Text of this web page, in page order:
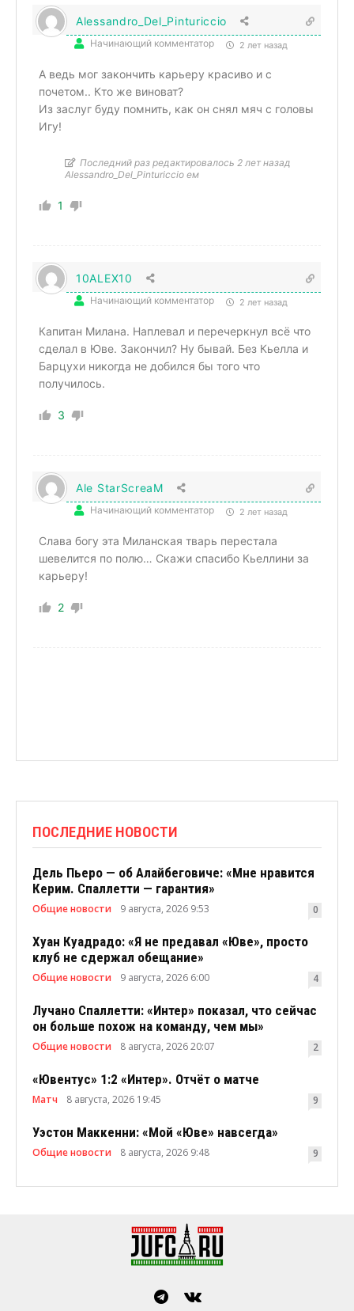
Alessandro_Del_Pinturiccio
Начинающий комментатор 2 лет назад
А ведь мог закончить карьеру красиво и с
почетом.. Кто же виноват?
Из заслуг буду помнить, как он снял мяч с головы
Игу!
Последний раз редактировалось 2 лет назад
Alessandro_Del_Pinturiccio ем
1
10ALEX10
Начинающий комментатор 2 лет назад
Капитан Милана. Наплевал и перечеркнул всё что
сделал в Юве. Закончил? Ну бывай. Без Кьелла и
Барцухи никогда не добился бы того что
получилось.
3
Ale StarScreaM
Начинающий комментатор 2 лет назад
Слава богу эта Миланская тварь перестала
шевелится по полю… Скажи спасибо Кьеллини за
карьеру!
2
ПОСЛЕДНИЕ НОВОСТИ
Дель Пьеро — об Алайбеговиче: «Мне нравится
Керим. Спаллетти — гарантия»
Общие новости 9 августа, 2026 9:53 0
Хуан Куадрадо: «Я не предавал «Юве», просто
клуб не сдержал обещание»
Общие новости 9 августа, 2026 6:00 4
Лучано Спаллетти: «Интер» показал, что сейчас
он больше похож на команду, чем мы»
Общие новости 8 августа, 2026 20:07 2
«Ювентус» 1:2 «Интер». Отчёт о матче
Матч 8 августа, 2026 19:45 9
Уэстон Маккенни: «Мой «Юве» навсегда»
Общие новости 8 августа, 2026 9:48 9